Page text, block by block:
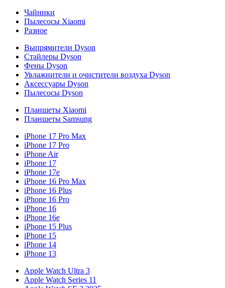
Чайники
Пылесосы Xiaomi
Разное
Выпрямители Dyson
Стайлеры Dyson
Фены Dyson
Увлажнители и очистители воздуха Dyson
Аксессуары Dyson
Пылесосы Dyson
Планшеты Xiaomi
Планшеты Samsung
iPhone 17 Pro Max
iPhone 17 Pro
iPhone Air
iPhone 17
iPhone 17e
iPhone 16 Pro Max
iPhone 16 Plus
iPhone 16 Pro
iPhone 16
iPhone 16e
iPhone 15 Plus
iPhone 15
iPhone 14
iPhone 13
Apple Watch Ultra 3
Apple Watch Series 11